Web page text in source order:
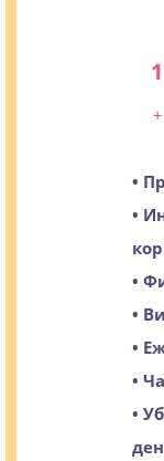
•
•
•
•
•
•
•